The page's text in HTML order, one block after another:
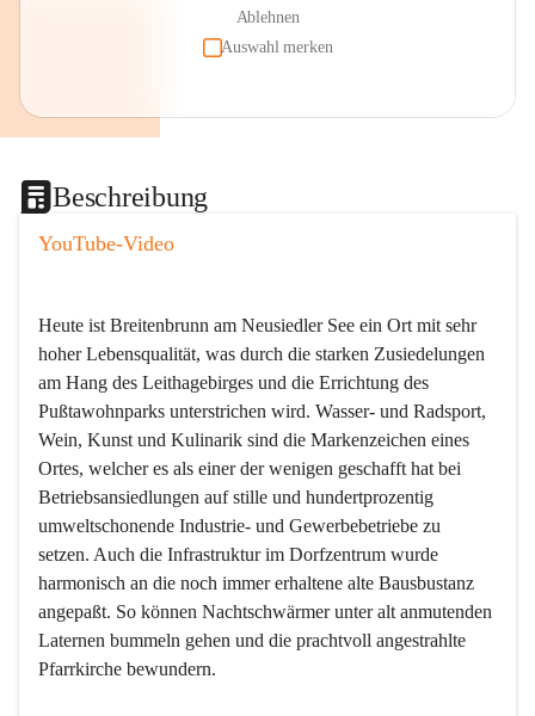
Ablehnen
Auswahl merken
Beschreibung
YouTube-Video
Heute ist Breitenbrunn am Neusiedler See ein Ort mit sehr
hoher Lebensqualität, was durch die starken Zusiedelungen
am Hang des Leithagebirges und die Errichtung des
Pußtawohnparks unterstrichen wird. Wasser- und Radsport,
Wein, Kunst und Kulinarik sind die Markenzeichen eines
Ortes, welcher es als einer der wenigen geschafft hat bei
Betriebsansiedlungen auf stille und hundertprozentig
umweltschonende Industrie- und Gewerbebetriebe zu
setzen. Auch die Infrastruktur im Dorfzentrum wurde
harmonisch an die noch immer erhaltene alte Bausbustanz
angepaßt. So können Nachtschwärmer unter alt anmutenden
Laternen bummeln gehen und die prachtvoll angestrahlte
Pfarrkirche bewundern.